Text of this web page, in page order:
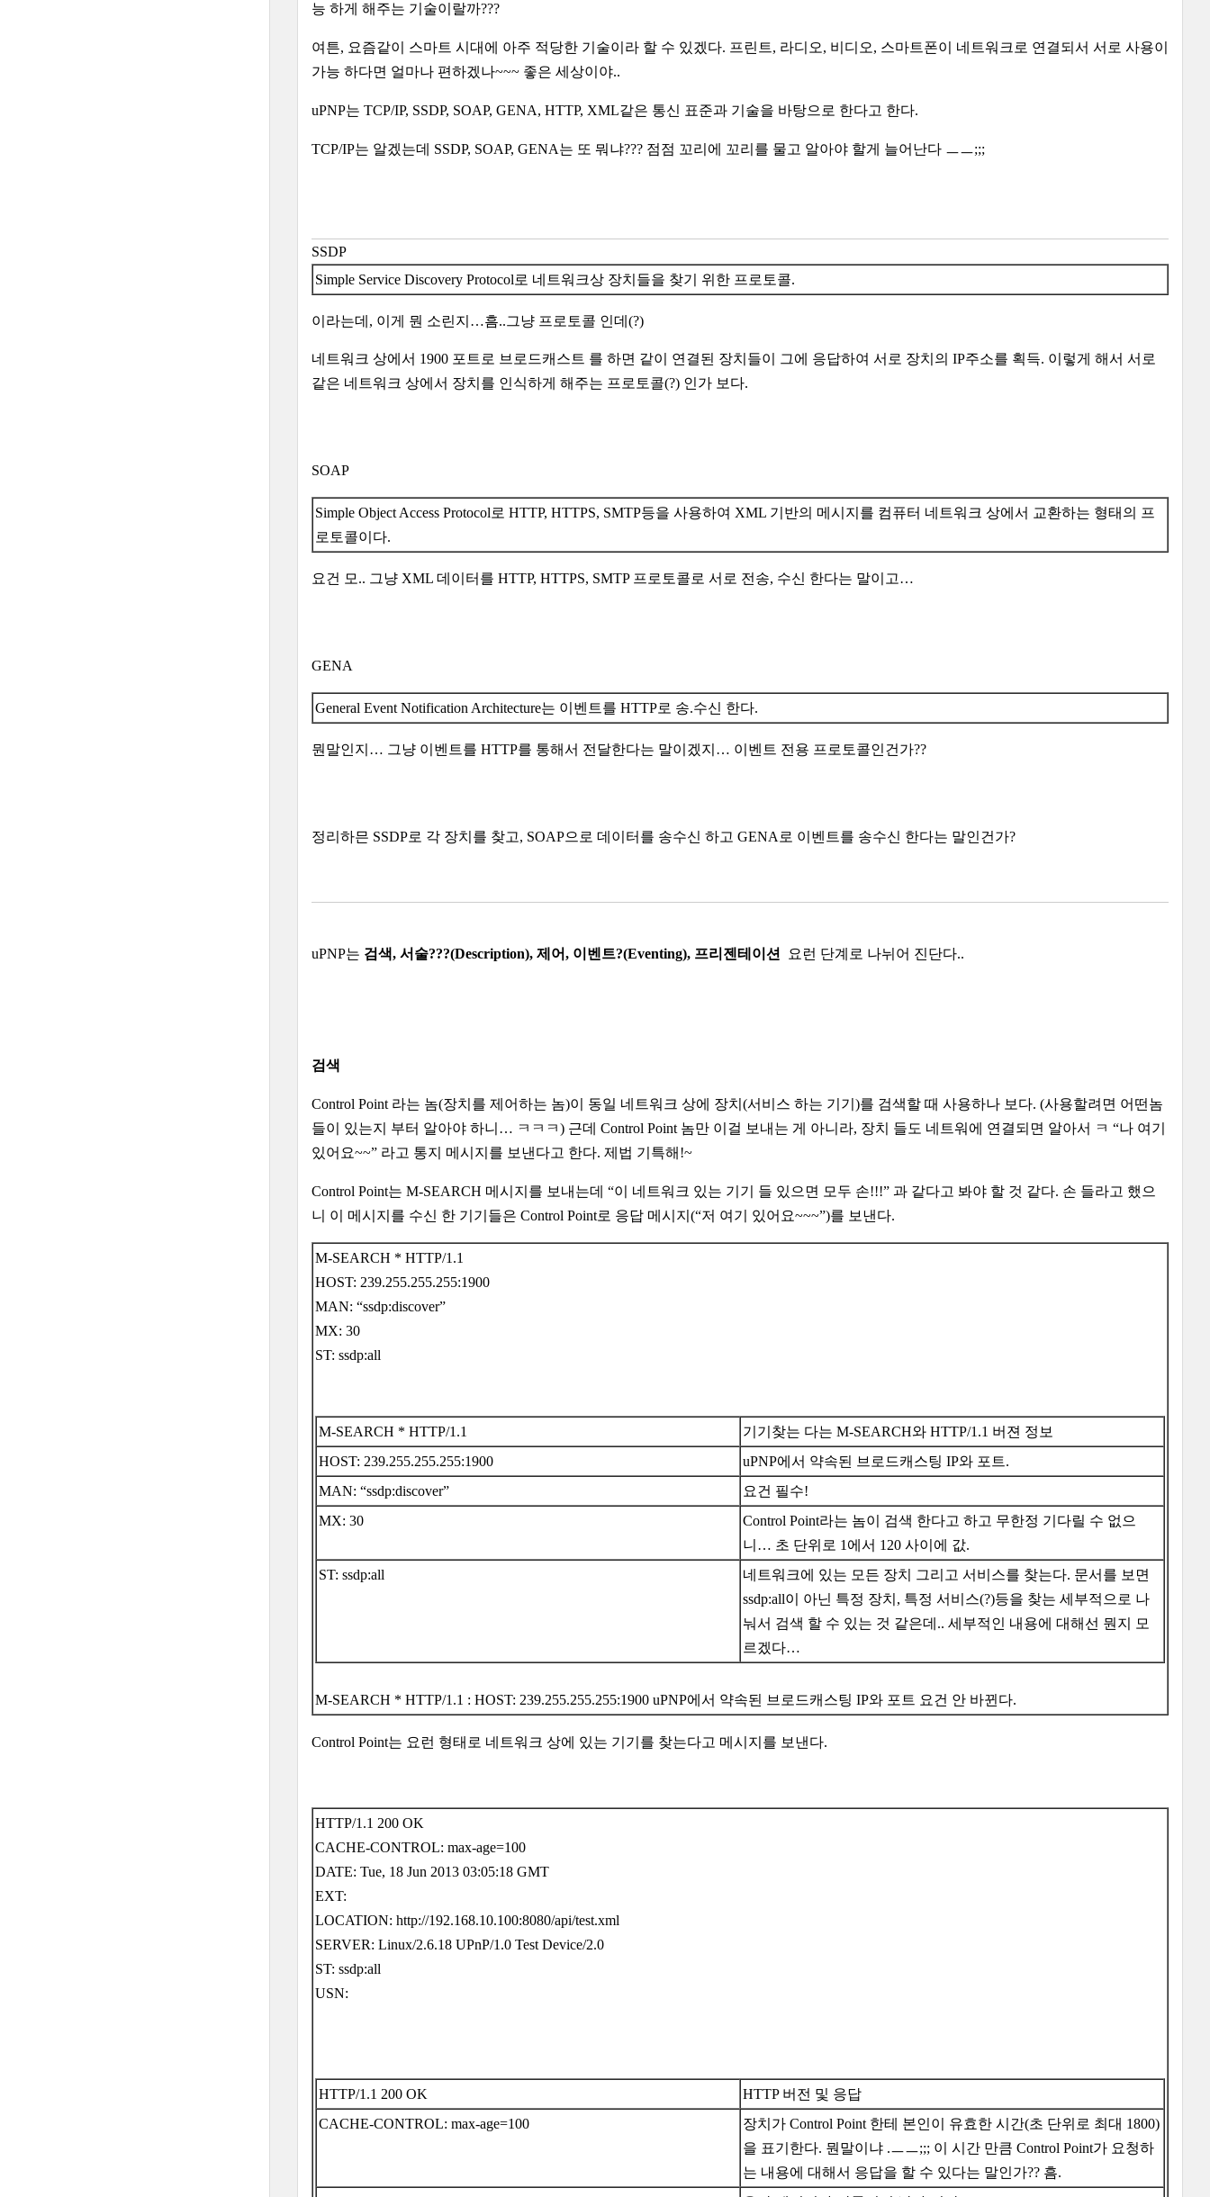
능 하게 해주는 기술이랄까???
여튼, 요즘같이 스마트 시대에 아주 적당한 기술이라 할 수 있겠다. 프린트, 라디오, 비디오, 스마트폰이 네트워크로 연결되서 서로 사용이
가능 하다면 얼마나 편하겠나~~~ 좋은 세상이야..
uPNP는 TCP/IP, SSDP, SOAP, GENA, HTTP, XML같은 통신 표준과 기술을 바탕으로 한다고 한다.
TCP/IP는 알겠는데 SSDP, SOAP, GENA는 또 뭐냐??? 점점 꼬리에 꼬리를 물고 알아야 할게 늘어난다 ㅡㅡ;;;
SSDP
Simple Service Discovery Protocol로 네트워크상 장치들을 찾기 위한 프로토콜.
이라는데, 이게 뭔 소린지…흠..그냥 프로토콜 인데(?)
네트워크 상에서 1900 포트로 브로드캐스트 를 하면 같이 연결된 장치들이 그에 응답하여 서로 장치의 IP주소를 획득. 이렇게 해서 서로
같은 네트워크 상에서 장치를 인식하게 해주는 프로토콜(?) 인가 보다.
SOAP
Simple Object Access Protocol로 HTTP, HTTPS, SMTP등을 사용하여 XML 기반의 메시지를 컴퓨터 네트워크 상에서 교환하는 형태의 프
로토콜이다.
요건 모.. 그냥 XML 데이터를 HTTP, HTTPS, SMTP 프로토콜로 서로 전송, 수신 한다는 말이고…
GENA
General Event Notification Architecture는 이벤트를 HTTP로 송.수신 한다.
뭔말인지… 그냥 이벤트를 HTTP를 통해서 전달한다는 말이겠지… 이벤트 전용 프로토콜인건가??
정리하믄 SSDP로 각 장치를 찾고, SOAP으로 데이터를 송수신 하고 GENA로 이벤트를 송수신 한다는 말인건가?
uPNP는 검색, 서술???(Description), 제어, 이벤트?(Eventing), 프리젠테이션 요런 단계로 나뉘어 진단다..
검색
Control Point 라는 놈(장치를 제어하는 놈)이 동일 네트워크 상에 장치(서비스 하는 기기)를 검색할 때 사용하나 보다. (사용할려면 어떤놈
들이 있는지 부터 알아야 하니… ㅋㅋㅋ) 근데 Control Point 놈만 이걸 보내는 게 아니라, 장치 들도 네트워에 연결되면 알아서 ㅋ “나 여기
있어요~~” 라고 통지 메시지를 보낸다고 한다. 제법 기특해!~
Control Point는 M-SEARCH 메시지를 보내는데 “이 네트워크 있는 기기 들 있으면 모두 손!!!” 과 같다고 봐야 할 것 같다. 손 들라고 했으
니 이 메시지를 수신 한 기기들은 Control Point로 응답 메시지(“저 여기 있어요~~~”)를 보낸다.
M-SEARCH * HTTP/1.1
HOST: 239.255.255.255:1900
MAN: “ssdp:discover”
MX: 30
ST: ssdp:all
M-SEARCH * HTTP/1.1
기기찾는 다는 M-SEARCH와 HTTP/1.1 버젼 정보
HOST: 239.255.255.255:1900
uPNP에서 약속된 브로드캐스팅 IP와 포트.
MAN: “ssdp:discover”
요건 필수!
MX: 30
Control Point라는 놈이 검색 한다고 하고 무한정 기다릴 수 없으
니… 초 단위로 1에서 120 사이에 값.
ST: ssdp:all
네트워크에 있는 모든 장치 그리고 서비스를 찾는다. 문서를 보면
ssdp:all이 아닌 특정 장치, 특정 서비스(?)등을 찾는 세부적으로 나
눠서 검색 할 수 있는 것 같은데.. 세부적인 내용에 대해선 뭔지 모
르겠다…
M-SEARCH * HTTP/1.1 : HOST: 239.255.255.255:1900 uPNP에서 약속된 브로드캐스팅 IP와 포트 요건 안 바뀐다.
Control Point는 요런 형태로 네트워크 상에 있는 기기를 찾는다고 메시지를 보낸다.
HTTP/1.1 200 OK
CACHE-CONTROL: max-age=100
DATE: Tue, 18 Jun 2013 03:05:18 GMT
EXT:
LOCATION: http://192.168.10.100:8080/api/test.xml
SERVER: Linux/2.6.18 UPnP/1.0 Test Device/2.0
ST: ssdp:all
USN:
HTTP/1.1 200 OK
HTTP 버전 및 응답
CACHE-CONTROL: max-age=100
장치가 Control Point 한테 본인이 유효한 시간(초 단위로 최대 1800)
을 표기한다. 뭔말이냐 .ㅡㅡ;;; 이 시간 만큼 Control Point가 요청하
는 내용에 대해서 응답을 할 수 있다는 말인가?? 흠.